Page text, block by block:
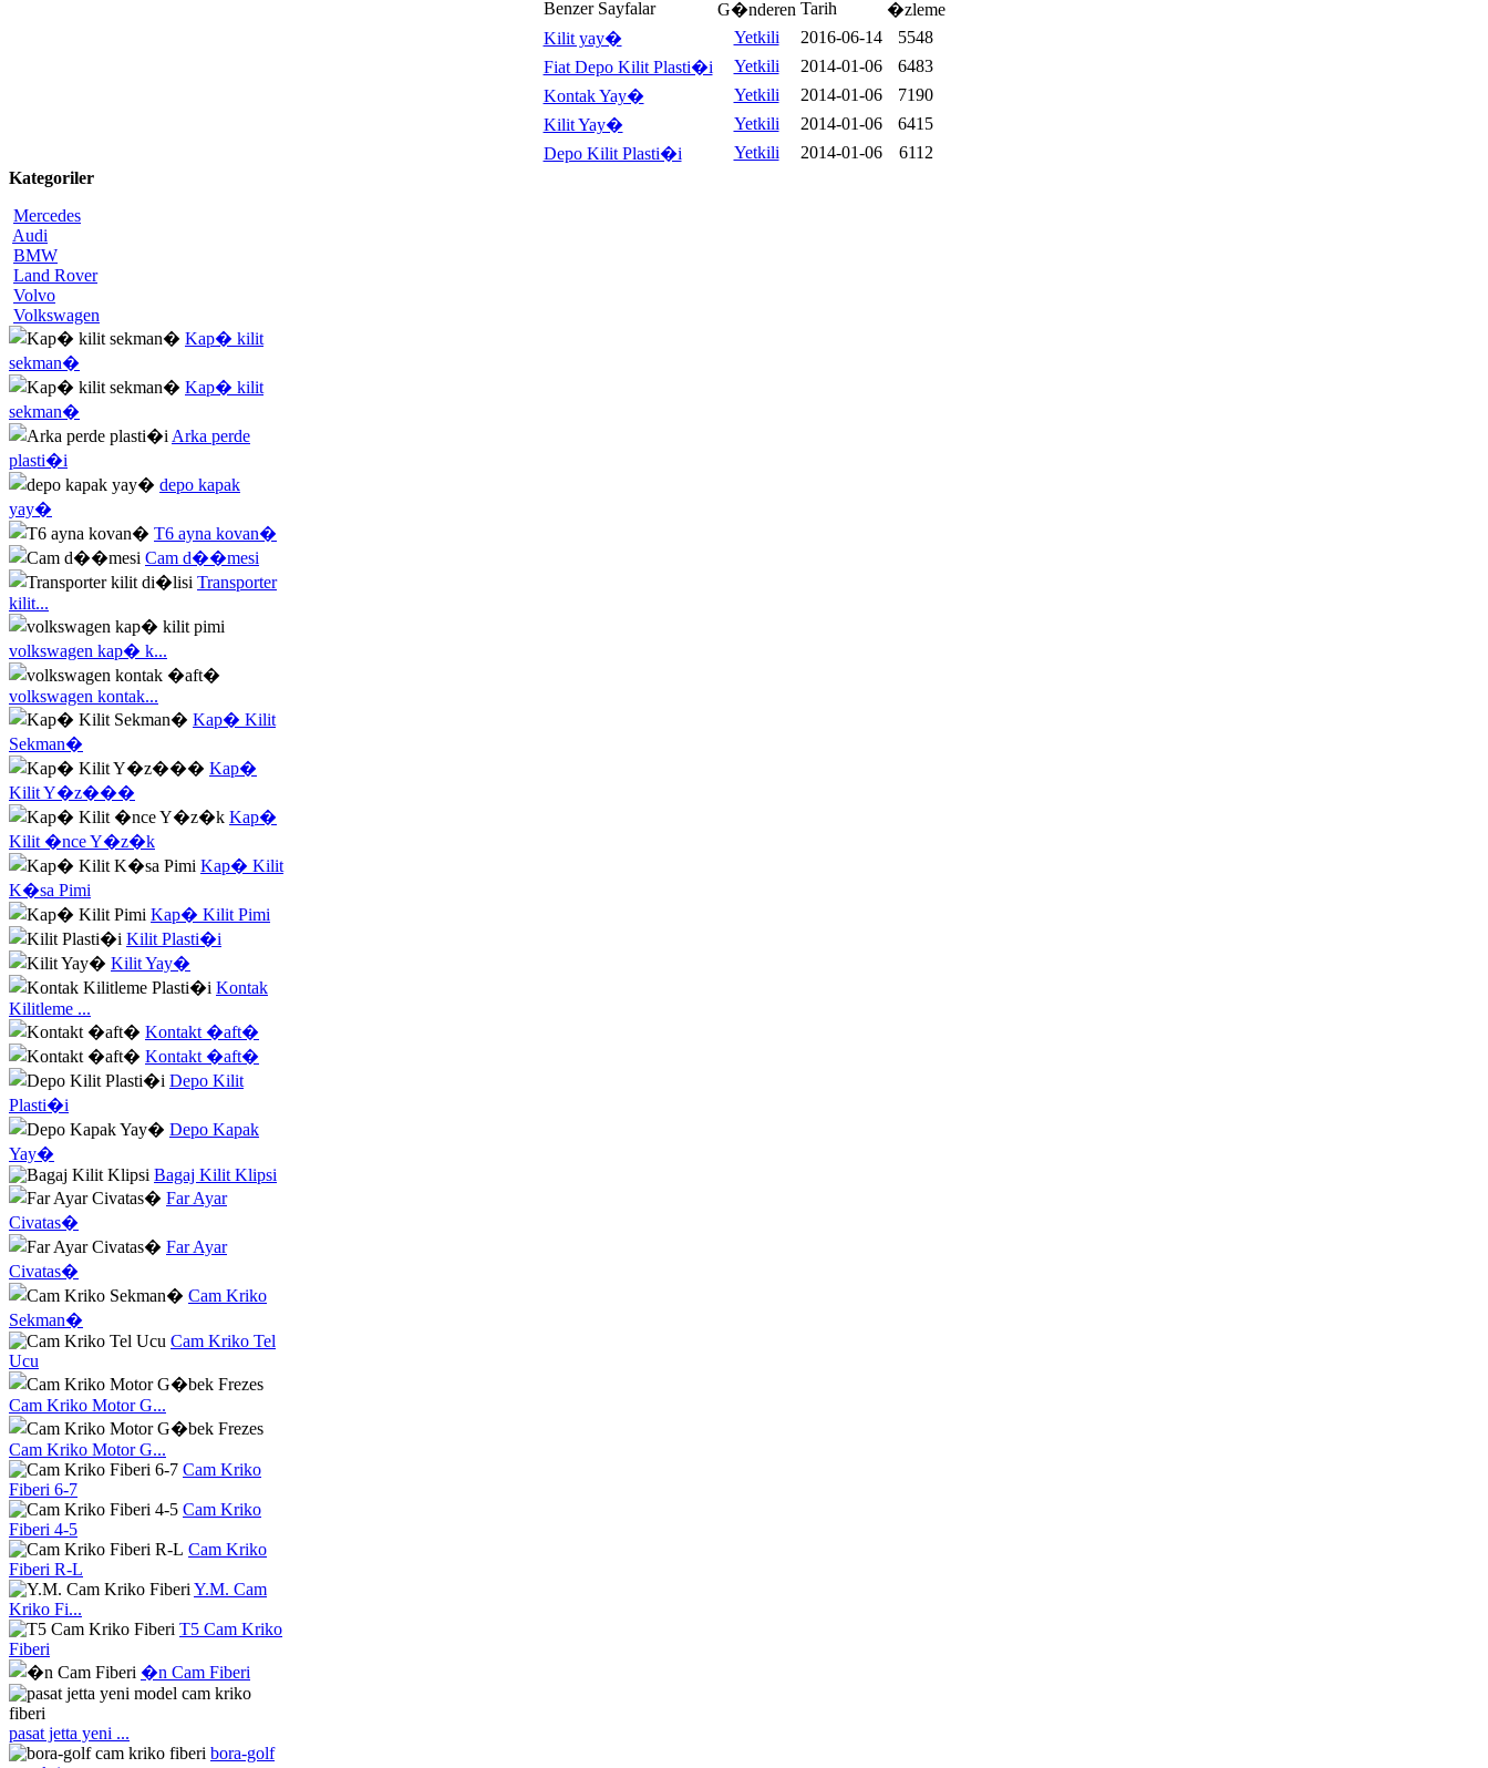
Benzer Sayfalar G�nderen Tarih
�zleme
Kilit yay�
Yetkili 2016-06-14
5548
Fiat Depo Kilit Plasti�i
Yetkili 2014-01-06
6483
Kontak Yay�
Yetkili 2014-01-06
7190
Kilit Yay�
Yetkili 2014-01-06
6415
Depo Kilit Plasti�i
Yetkili 2014-01-06
6112
Kategoriler
Mercedes
Audi
BMW
Land Rover
Volvo
Volkswagen
Kap� kilit
sekman�
Kap� kilit
sekman�
Arka perde
plasti�i
depo kapak
yay�
T6 ayna kovan�
Cam d��mesi
Transporter
kilit...
volkswagen kap� k...
volkswagen kontak...
Kap� Kilit
Sekman�
Kap�
Kilit Y�z���
Kap�
Kilit �nce Y�z�k
Kap� Kilit
K�sa Pimi
Kap� Kilit Pimi
Kilit Plasti�i
Kilit Yay�
Kontak
Kilitleme ...
Kontakt �aft�
Kontakt �aft�
Depo Kilit
Plasti�i
Depo Kapak
Yay�
Bagaj Kilit Klipsi
Far Ayar
Civatas�
Far Ayar
Civatas�
Cam Kriko
Sekman�
Cam Kriko Tel
Ucu
Cam Kriko Motor G...
Cam Kriko Motor G...
Cam Kriko
Fiberi 6-7
Cam Kriko
Fiberi 4-5
Cam Kriko
Fiberi R-L
Y.M. Cam
Kriko Fi...
T5 Cam Kriko
Fiberi
�n Cam Fiberi
pasat jetta yeni ...
bora-golf